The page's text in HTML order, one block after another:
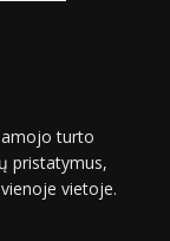
turto
pristatymus,
vietoje.